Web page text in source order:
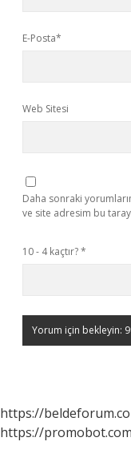
E-Posta*
Web Sitesi
Daha sonraki
ve site adresim bu
10 - 4 kaçtır?*
https://
https://